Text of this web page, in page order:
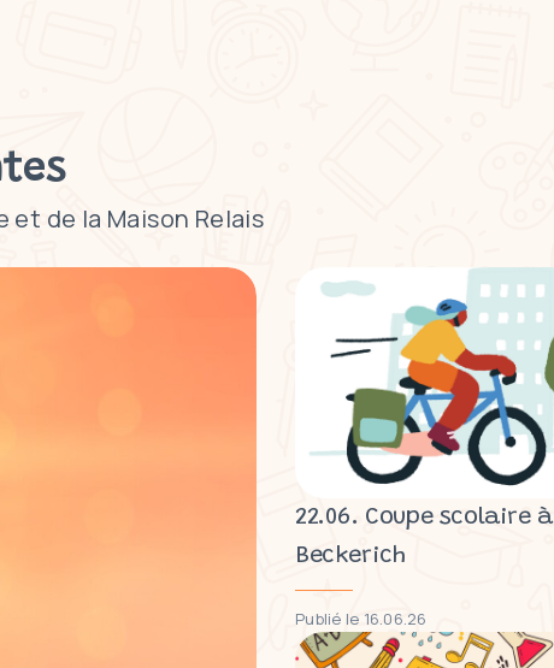
de la Maison Relais
22.06. Coupe scolaire à
Beckerich
Publié le 16.06.26